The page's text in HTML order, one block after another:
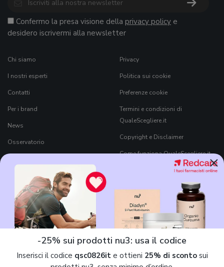
×
-25% sui prodotti nu3: usa il codice
Inserisci il codice qsc0826ite ottieni 25% di scontosui
Confermo la presa visione della privacy policy e
desidero iscrivermi alla newsletter
Chi siamo
I nostri esperti
Contatti
Per i brand
News
Osservatorio
Black Friday 2026
Privacy
Politica sui cookie
Preferenze cookie
Termini e condizioni di
QualeScegliere.it
Copyright e Disclaimer
Come funziona QualeScegliere.it
7Pixel S.r.l.è parte diMavriq, il nome commerciale che contraddistingue